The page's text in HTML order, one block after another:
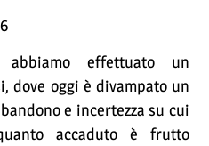
abbiamo effettuato un
dove oggi è divampato un
e incertezza su cui
accaduto è frutto